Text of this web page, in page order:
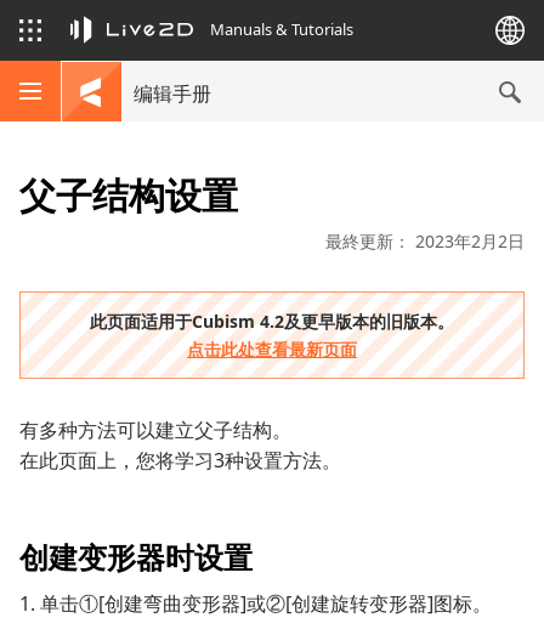
Manuals & Tutorials
编辑手册
父子结构设置
最終更新： 2023年2月2日
此页面适用于Cubism 4.2及更早版本的旧版本。
点击此处查看最新页面
有多种方法可以建立父子结构。
在此页面上，您将学习3种设置方法。
创建变形器时设置
1. 单击①[创建弯曲变形器]或②[创建旋转变形器]图标。